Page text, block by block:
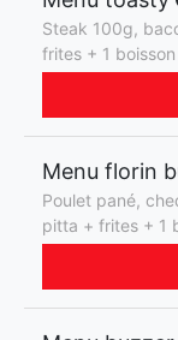
Steak 100g,
frites + 1
Menu florin
Poulet pané,
pitta + frites + 1